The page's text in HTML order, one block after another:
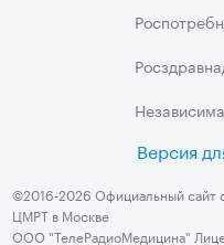
Версия
©2016-2026 Официальный сайт
ЦМРТ в Москве
ООО "ТелеРадиоМедицина"